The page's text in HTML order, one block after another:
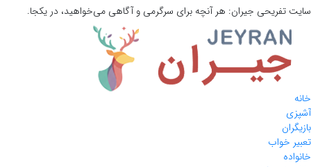
سایت تفریحی جیران: هر آنچه برای سرگرمی و آگاهی می‌خواهید، در یکجا.
خانه
آشپزی
بازیگران
تعبیر خواب
خانواده